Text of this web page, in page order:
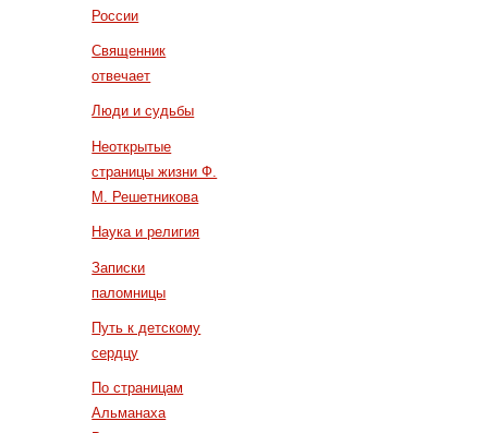
России
Священник
отвечает
Люди и судьбы
Неоткрытые
страницы жизни Ф.
М. Решетникова
Наука и религия
Записки
паломницы
Путь к детскому
сердцу
По страницам
Альманаха